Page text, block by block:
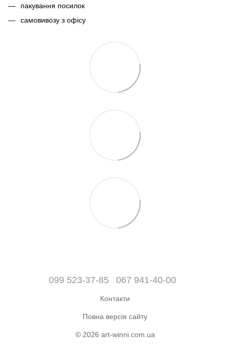
пакування посилок
самовивозу з офісу
099 523-37-85 067 941-40-00
Контакти
Повна версія сайту
© 2026 art-winni.com.ua